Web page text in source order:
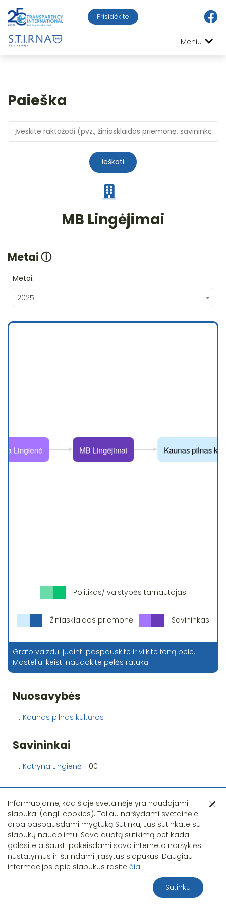
Prisidėkite
Meniu
Paieška
Ieškoti
MB Lingėjimai
Metaiⓘ
Metai:
2025
Politikas/ valstybės tarnautojas
Žiniasklaidos priemonė Savininkas
Grafo vaizdui judinti paspauskite ir vilkite foną pele.
Masteliui keisti naudokite pelės ratuką.
Nuosavybės
1. Kaunas pilnas kultūros
Savininkai
1. Kotryna Lingienė 100
Pastebėjote klaidą?
Informuojame, kad šioje svetainėje yra naudojami
slapukai (angl. cookies). Toliau naršydami svetainėje
arba paspausdami mygtuką Sutinku, Jūs sutinkate su
slapukų naudojimu. Savo duotą sutikimą bet kada
galėsite atšaukti pakeisdami savo interneto naršyklės
nustatymus ir ištrindami įrašytus slapukus. Daugiau
informacijos apie slapukus rasite čia
Sutinku